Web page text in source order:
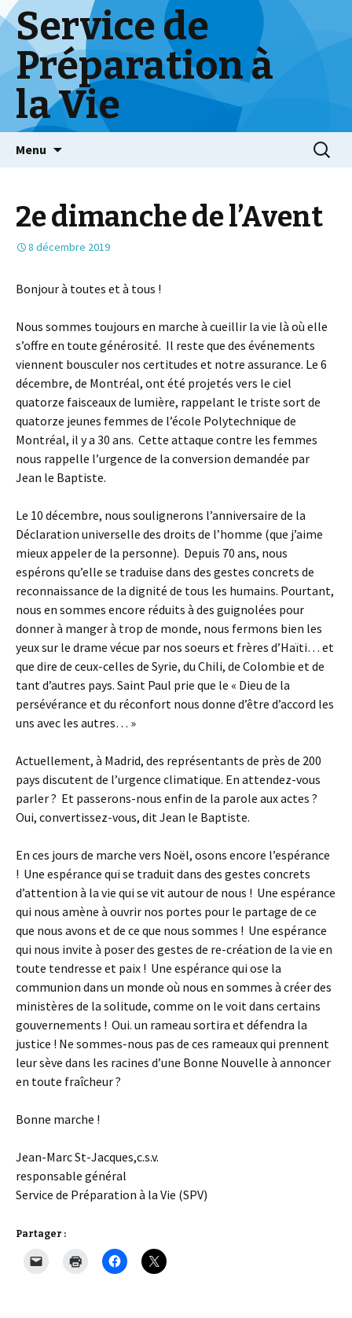
Service de
Préparation à
la Vie
Menu
2e dimanche de l’Avent
8 décembre 2019
Bonjour à toutes et à tous !
Nous sommes toujours en marche à cueillir la vie là où elle
s’offre en toute générosité. Il reste que des événements
viennent bousculer nos certitudes et notre assurance. Le 6
décembre, de Montréal, ont été projetés vers le ciel
quatorze faisceaux de lumière, rappelant le triste sort de
quatorze jeunes femmes de l’école Polytechnique de
Montréal, il y a 30 ans. Cette attaque contre les femmes
nous rappelle l’urgence de la conversion demandée par
Jean le Baptiste.
Le 10 décembre, nous soulignerons l’anniversaire de la
Déclaration universelle des droits de l’homme (que j’aime
mieux appeler de la personne). Depuis 70 ans, nous
espérons qu’elle se traduise dans des gestes concrets de
reconnaissance de la dignité de tous les humains. Pourtant,
nous en sommes encore réduits à des guignolées pour
donner à manger à trop de monde, nous fermons bien les
yeux sur le drame vécue par nos soeurs et frères d’Haïti… et
que dire de ceux-celles de Syrie, du Chili, de Colombie et de
tant d’autres pays. Saint Paul prie que le « Dieu de la
persévérance et du réconfort nous donne d’être d’accord les
uns avec les autres… »
Actuellement, à Madrid, des représentants de près de 200
pays discutent de l’urgence climatique. En attendez-vous
parler ? Et passerons-nous enfin de la parole aux actes ?
Oui, convertissez-vous, dit Jean le Baptiste.
En ces jours de marche vers Noël, osons encore l’espérance
! Une espérance qui se traduit dans des gestes concrets
d’attention à la vie qui se vit autour de nous ! Une espérance
qui nous amène à ouvrir nos portes pour le partage de ce
que nous avons et de ce que nous sommes ! Une espérance
qui nous invite à poser des gestes de re-création de la vie en
toute tendresse et paix ! Une espérance qui ose la
communion dans un monde où nous en sommes à créer des
ministères de la solitude, comme on le voit dans certains
gouvernements ! Oui. un rameau sortira et défendra la
justice ! Ne sommes-nous pas de ces rameaux qui prennent
leur sève dans les racines d’une Bonne Nouvelle à annoncer
en toute fraîcheur ?
Bonne marche !
Jean-Marc St-Jacques,c.s.v.
responsable général
Service de Préparation à la Vie (SPV)
Partager :